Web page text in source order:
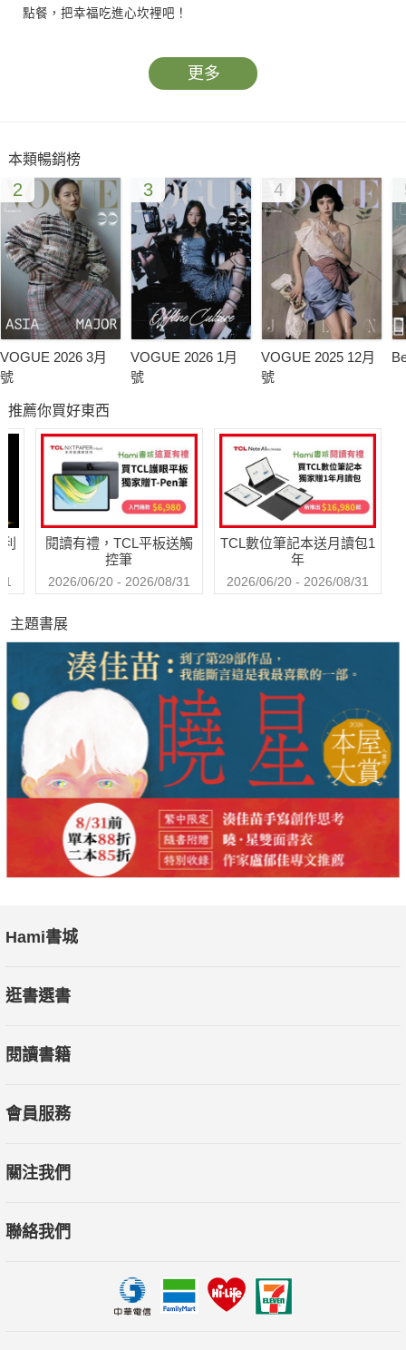
點餐，把幸福吃進心坎裡吧！
更多
本類暢銷榜
2
VOGUE 2026 3月
號
3
VOGUE 2026 1月
號
4
VOGUE 2025 12月
號
推薦你買好東西
閱讀有禮，TCL平板送觸
控筆
2026/06/20 - 2026/08/31
TCL數位筆記本送月讀包1
年
2026/06/20 - 2026/08/31
主題書展
Hami書城
逛書選書
閱讀書籍
會員服務
關注我們
聯絡我們